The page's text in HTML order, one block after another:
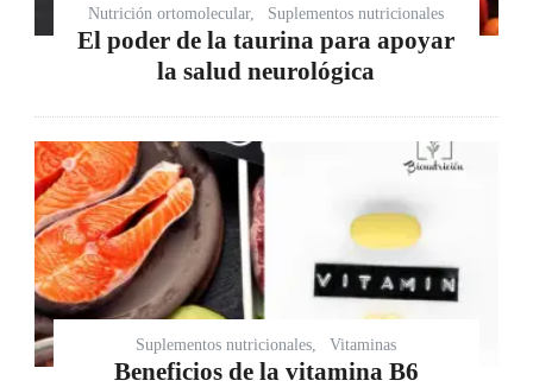
Nutrición ortomolecular Suplementos nutricionales
El poder de la taurina para apoyar
la salud neurológica
Suplementos nutricionales Vitaminas
Beneficios de la vitamina B6